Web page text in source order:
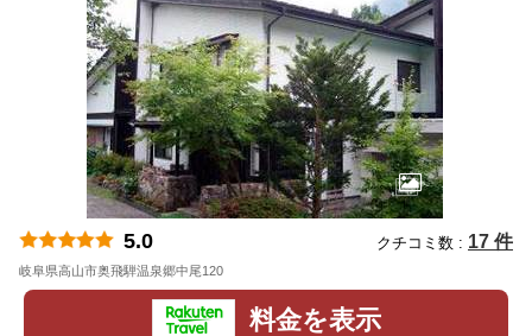
5.0 クチコミ数 : 17 件
岐阜県高山市奥飛騨温泉郷中尾120
料金を表示